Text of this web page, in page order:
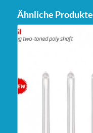
Ähnliche Produkte